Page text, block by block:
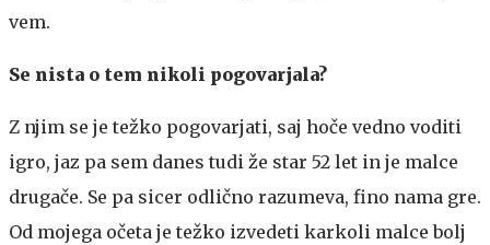
vem.
Se nista o tem nikoli pogovarjala?
Z njim se je težko pogovarjati, saj hoče vedno voditi
igro, jaz pa sem danes tudi že star 52 let in je malce
drugače. Se pa sicer odlično razumeva, fino nama gre.
Od mojega očeta je težko izvedeti karkoli malce bolj